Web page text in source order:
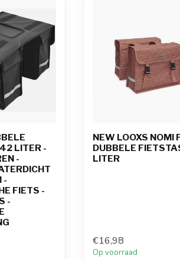
LITER -
-
-
FIETS -
-
NEW LOOXS NOMI
DUBBELE
LITER
€16,98
Op voorraad